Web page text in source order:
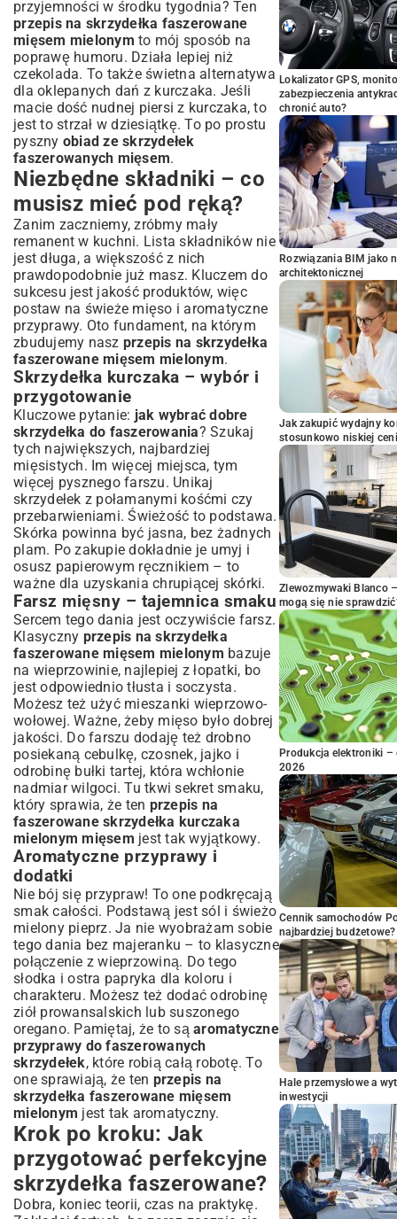
przyjemności w środku tygodnia? Ten
przepis na skrzydełka faszerowane
mięsem mielonym to mój sposób na
poprawę humoru. Działa lepiej niż
czekolada. To także świetna alternatywa
dla oklepanych dań z kurczaka. Jeśli
macie dość nudnej piersi z kurczaka, to
jest to strzał w dziesiątkę. To po prostu
pyszny obiad ze skrzydełek
faszerowanych mięsem.
Niezbędne składniki – co
musisz mieć pod ręką?
Zanim zaczniemy, zróbmy mały
remanent w kuchni. Lista składników nie
jest długa, a większość z nich
prawdopodobnie już masz. Kluczem do
sukcesu jest jakość produktów, więc
postaw na świeże mięso i aromatyczne
przyprawy. Oto fundament, na którym
zbudujemy nasz przepis na skrzydełka
faszerowane mięsem mielonym.
Skrzydełka kurczaka – wybór i
przygotowanie
Kluczowe pytanie: jak wybrać dobre
skrzydełka do faszerowania? Szukaj
tych największych, najbardziej
mięsistych. Im więcej miejsca, tym
więcej pysznego farszu. Unikaj
skrzydełek z połamanymi kośćmi czy
przebarwieniami. Świeżość to podstawa.
Skórka powinna być jasna, bez żadnych
plam. Po zakupie dokładnie je umyj i
osusz papierowym ręcznikiem – to
ważne dla uzyskania chrupiącej skórki.
Farsz mięsny – tajemnica smaku
Sercem tego dania jest oczywiście farsz.
Klasyczny przepis na skrzydełka
faszerowane mięsem mielonym bazuje
na wieprzowinie, najlepiej z łopatki, bo
jest odpowiednio tłusta i soczysta.
Możesz też użyć mieszanki wieprzowo-
wołowej. Ważne, żeby mięso było dobrej
jakości. Do farszu dodaję też drobno
posiekaną cebulkę, czosnek, jajko i
odrobinę bułki tartej, która wchłonie
nadmiar wilgoci. Tu tkwi sekret smaku,
który sprawia, że ten przepis na
faszerowane skrzydełka kurczaka
mielonym mięsem jest tak wyjątkowy.
Aromatyczne przyprawy i
dodatki
Nie bój się przypraw! To one podkręcają
smak całości. Podstawą jest sól i świeżo
mielony pieprz. Ja nie wyobrażam sobie
tego dania bez majeranku – to klasyczne
połączenie z wieprzowiną. Do tego
słodka i ostra papryka dla koloru i
charakteru. Możesz też dodać odrobinę
ziół prowansalskich lub suszonego
oregano. Pamiętaj, że to są aromatyczne
przyprawy do faszerowanych
skrzydełek, które robią całą robotę. To
one sprawiają, że ten przepis na
skrzydełka faszerowane mięsem
mielonym jest tak aromatyczny.
Krok po kroku: Jak
przygotować perfekcyjne
skrzydełka faszerowane?
Dobra, koniec teorii, czas na praktykę.
Lokalizator GPS,
zabezpieczenia
chronić auto?
Rozwiązania BIM jako
architektonicznej
Jak zakupić wydajny
stosunkowo niskiej
Zlewozmywaki Blanco
mogą się nie
Produkcja elektroniki –
2026
Cennik samochodów
najbardziej budżetowe?
Hale przemysłowe a
inwestycji